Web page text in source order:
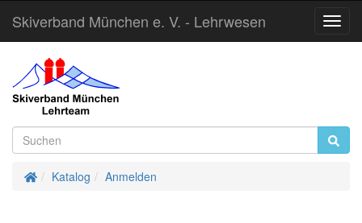
Skiverband München e. V. - Lehrwesen
Startseite
Katalog Anmelden